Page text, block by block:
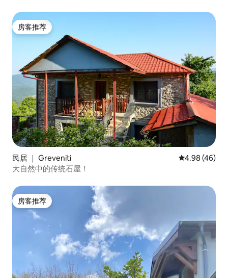
房客推荐
房客推荐
民居 ｜ Greveniti 平均评分
4.98 (46)
大自然中的传统石屋！
房客推荐
房客推荐